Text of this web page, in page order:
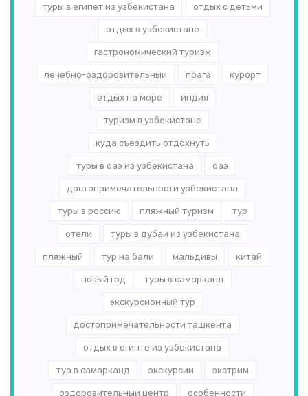
туры в египет из узбекистана отдых с детьми
отдых в узбекистане
гастрономический туризм
лечебно-оздоровительный прага курорт
отдых на море индия
туризм в узбекистане
куда съездить отдохнуть
туры в оаэ из узбекистана оаэ
достопримечательности узбекистана
туры в россию пляжный туризм тур
отели туры в дубай из узбекистана
пляжный тур на бали мальдивы китай
новый год туры в самарканд
экскурсионный тур
достопримечательности ташкента
отдых в египте из узбекистана
тур в самарканд экскурсии экстрим
оздоровительный центр особенности